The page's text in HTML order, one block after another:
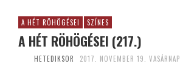
A HÉT RÖHÖGÉSEI SZÍNES
A HÉT RÖHÖGÉSEI (217.)
HETEDIKSOR 2017. NOVEMBER 19. VASÁRNAP